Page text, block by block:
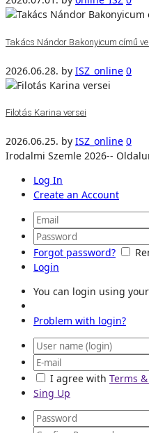
Takács Nándor Bakonyicum című
2026.06.28. by ISZ_online 0
Filotás Karina versei
2026.06.25. by ISZ_online 0
Irodalmi Szemle 2026--
Log In
Create an Account
Forgot password?
Login
You can login using
Problem with login?
I agree with Terms
Sing Up